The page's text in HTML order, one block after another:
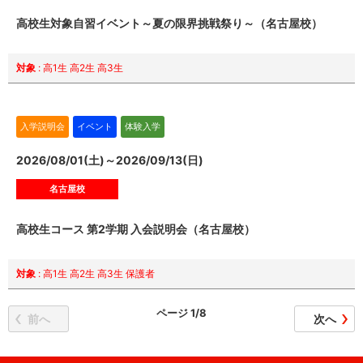
高校生対象自習イベント～夏の限界挑戦祭り～（名古屋校）
対象 : 高1生 高2生 高3生
入学説明会 イベント 体験入学
2026/08/01(土)～2026/09/13(日)
名古屋校
高校生コース 第2学期 入会説明会（名古屋校）
対象 : 高1生 高2生 高3生 保護者
前へ ページ 1/8 次へ